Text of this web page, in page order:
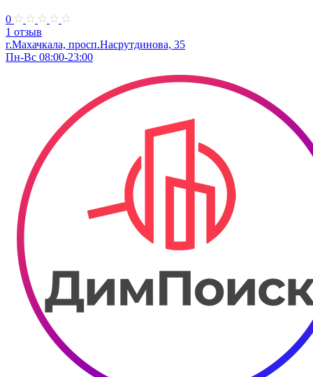
0
1 отзыв
г.Махачкала, просп.Насрутдинова, 35
Пн-Вс 08:00-23:00